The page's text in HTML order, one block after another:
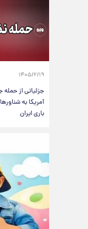
۱۴۰۵/۲/۱۹
جزئیاتی از
آمریکا به
باری ایران